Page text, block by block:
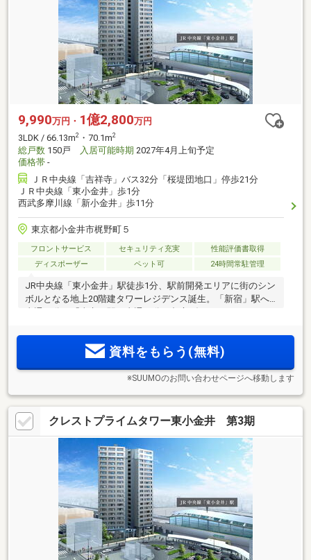
9,990万円・ 1億2,800万円
3LDK / 66.13m2 ・70.1m2
総戸数 150戸 入居可能時期 2027年4月上旬予定
価格帯 -
ＪＲ中央線「吉祥寺」バス32分「桜堤団地口」停歩21分
ＪＲ中央線「東小金井」歩1分
西武多摩川線「新小金井」歩11分
東京都小金井市梶野町５
フロントサービス セキュリティ充実
性能評価書取得
ディスポーザー
ペット可 24時間常駐管理
JR中央線「東小金井」駅徒歩1分、駅前開発エリアに街のシン
ボルとなる地上20階建タワーレジデンス誕生。「新宿」駅へ
のほか、徒歩圏に豊富に揃う利便施設
資料をもらう(無料)
※SUUMOのお問い合わせページへ移動します
クレストプライムタワー東小金井 第3期